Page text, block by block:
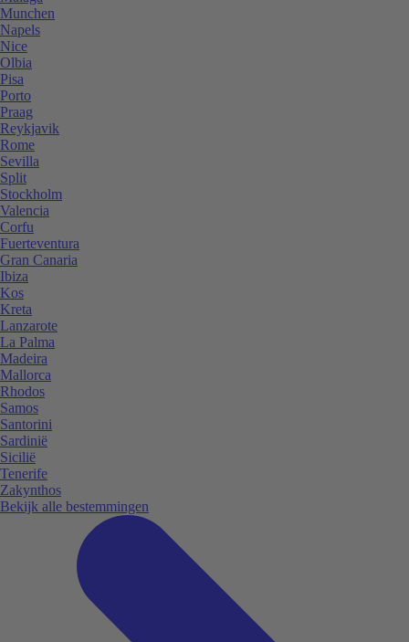
Munchen
Napels
Nice
Olbia
Pisa
Porto
Praag
Reykjavik
Rome
Sevilla
Split
Stockholm
Valencia
Corfu
Fuerteventura
Gran Canaria
Ibiza
Kos
Kreta
Lanzarote
La Palma
Madeira
Mallorca
Rhodos
Samos
Santorini
Sardinië
Sicilië
Tenerife
Zakynthos
Bekijk alle bestemmingen